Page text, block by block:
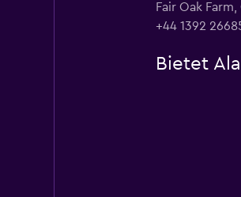
Fair Oak
+44 1392
Bietet